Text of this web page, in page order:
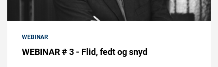
WEBINAR
WEBINAR # 3 - Flid, fedt og snyd